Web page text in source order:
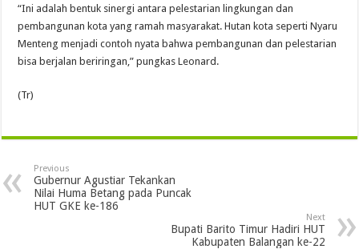
“Ini adalah bentuk sinergi antara pelestarian lingkungan dan
pembangunan kota yang ramah masyarakat. Hutan kota seperti Nyaru
Menteng menjadi contoh nyata bahwa pembangunan dan pelestarian
bisa berjalan beriringan,” pungkas Leonard.
(Tr)
Previous
Gubernur Agustiar Tekankan
Nilai Huma Betang pada Puncak
HUT GKE ke-186
Next
Bupati Barito Timur Hadiri HUT
Kabupaten Balangan ke-22